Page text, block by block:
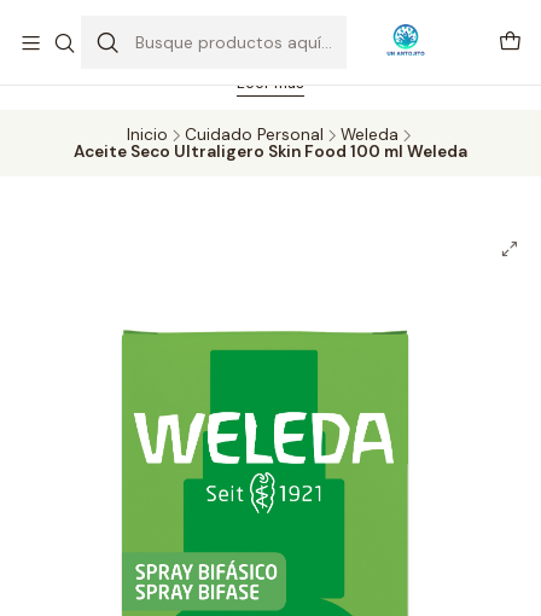
Feriado 21-05-2026 atención hasta las 14 hrs. Envío GRATIS mismo
día solo área Metropolitana Santiago por compras desde CLP 39.900.
Pedidos hasta 16 hrs., sábados y domingos hasta 14 hrs.
Leer más
Inicio Cuidado Personal
Weleda
Aceite Seco Ultraligero Skin Food 100 ml Weleda